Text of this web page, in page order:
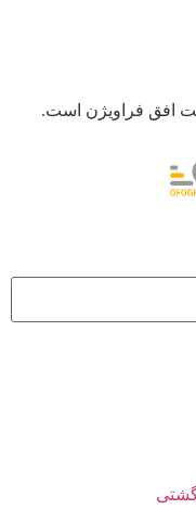
افق فراویژن است.